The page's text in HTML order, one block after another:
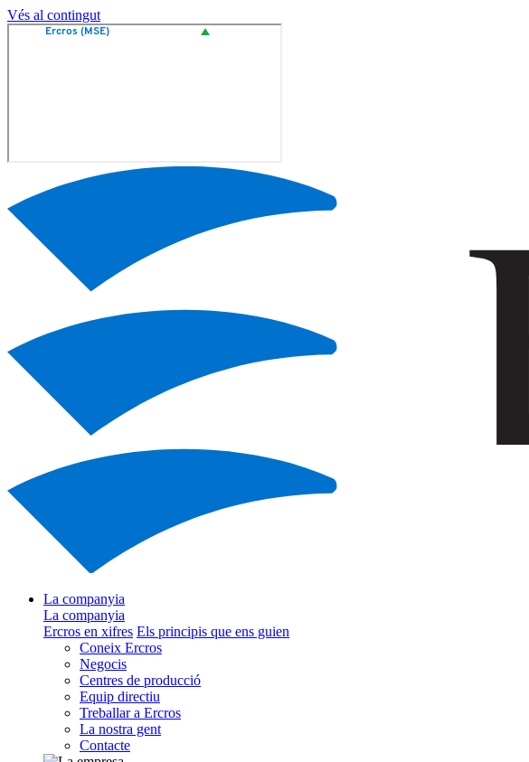
Vés al contingut
La companyia
La companyia
Ercros en xifres Els principis que ens guien
Coneix Ercros
Negocis
Centres de producció
Equip directiu
Treballar a Ercros
La nostra gent
Contacte